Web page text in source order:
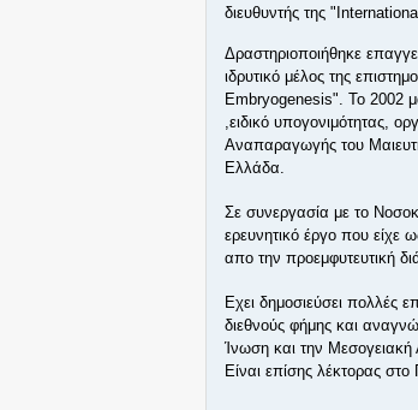
διευθυντής της
Δραστηριοποιήθηκε
ιδρυτικό μέλος της
Embryogenesis". Το 2002
,ειδικό υπογονιμότητας,
Αναπαραγωγής του
Ελλάδα.
Σε συνεργασία με το
ερευνητικό έργο που
απο την προεμφυτευτική
Εχει δημοσιεύσει πολλές
διεθνούς φήμης και
Ίνωση και την Μεσογειακή
Είναι επίσης λέκτορας